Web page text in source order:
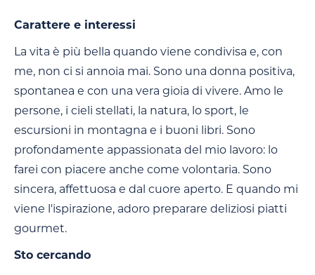
Carattere e interessi
La vita è più bella quando viene condivisa e, con
me, non ci si annoia mai. Sono una donna positiva,
spontanea e con una vera gioia di vivere. Amo le
persone, i cieli stellati, la natura, lo sport, le
escursioni in montagna e i buoni libri. Sono
profondamente appassionata del mio lavoro: lo
farei con piacere anche come volontaria. Sono
sincera, affettuosa e dal cuore aperto. E quando mi
viene l'ispirazione, adoro preparare deliziosi piatti
gourmet.
Sto cercando